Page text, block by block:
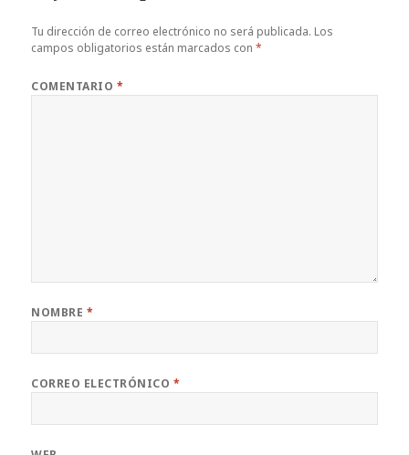
Tu dirección de correo electrónico no será publicada. Los
campos obligatorios están marcados con*
COMENTARIO *
NOMBRE *
CORREO ELECTRÓNICO *